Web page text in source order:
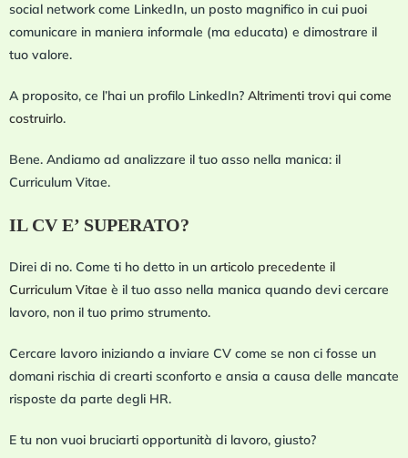
social network come LinkedIn, un posto magnifico in cui puoi
comunicare in maniera informale (ma educata) e dimostrare il
tuo valore.
A proposito, ce l’hai un profilo LinkedIn? Altrimenti trovi qui come
costruirlo.
Bene. Andiamo ad analizzare il tuo asso nella manica: il
Curriculum Vitae.
IL CV E’ SUPERATO?
Direi di no. Come ti ho detto in un articolo precedente il
Curriculum Vitae è il tuo asso nella manica quando devi cercare
lavoro, non il tuo primo strumento.
Cercare lavoro iniziando a inviare CV come se non ci fosse un
domani rischia di crearti sconforto e ansia a causa delle mancate
risposte da parte degli HR.
E tu non vuoi bruciarti opportunità di lavoro, giusto?